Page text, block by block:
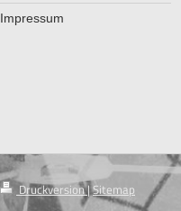
Impressum
Druckversion| Sitemap